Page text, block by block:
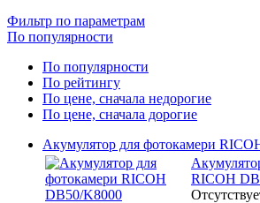
Фильтр по параметрам
По популярности
По популярности
По рейтингу
По цене, сначала недорогие
По цене, сначала дорогие
Акумулятор для фотокамери
RICOH